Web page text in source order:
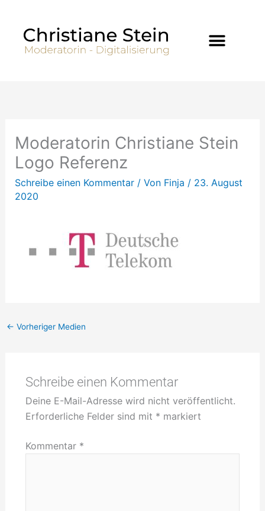
springen
Moderatorin Christiane Stein
Logo Referenz
Schreibe einen Kommentar / Von Finja / 23. August
2020
← Vorheriger Medien
Schreibe einen Kommentar
Deine E-Mail-Adresse wird nicht veröffentlicht.
Erforderliche Felder sind mit * markiert
Kommentar *